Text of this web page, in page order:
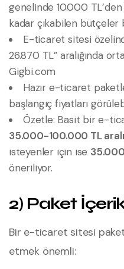
genelinde 10.000 TL’den
kadar çıkabilen bütçeler
E-ticaret sitesi
26.870 TL” aralığında
Gigbi.com
Hazır e-ticaret
başlangıç fiyatları
Özetle: Basit bir e-
35.000-100.000 TL
isteyenler için ise
öneriliyor.
2) Paket
Bir e-ticaret sitesi
etmek önemli: